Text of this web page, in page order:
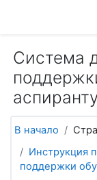
Система
В начало
Инструкция
поддержки